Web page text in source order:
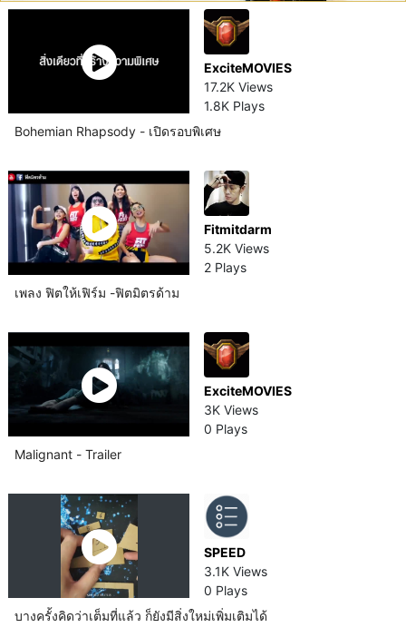
ExciteMOVIES
17.2K Views
1.8K Plays
Bohemian Rhapsody - เปิดรอบพิเศษ
Fitmitdarm
5.2K Views
2 Plays
เพลง ฟิตให้เฟิร์ม -​ฟิตมิตรด้าม
ExciteMOVIES
3K Views
0 Plays
Malignant - Trailer
SPEED
3.1K Views
0 Plays
บางครั้งคิดว่าเต็มที่แล้ว ก็ยังมีสิ่งใหม่เพิ่มเติมได้